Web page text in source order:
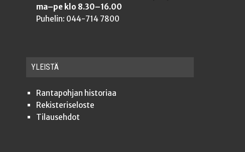
ma–pe klo 8.30–16.00
Puhelin: 044-714 7800
YLEISTÄ
Ran­ta­poh­jan historiaa
Rekis­te­ri­se­los­te
Tilauseh­dot